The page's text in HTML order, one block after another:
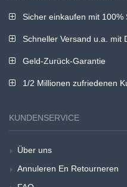
Sicher einkaufen mit 100%
Schneller Versand u.a. mit
Geld-Zurück-Garantie
1/2 Millionen zufriedenen
KUNDENSERVICE
Über uns
Annuleren En Retourneren